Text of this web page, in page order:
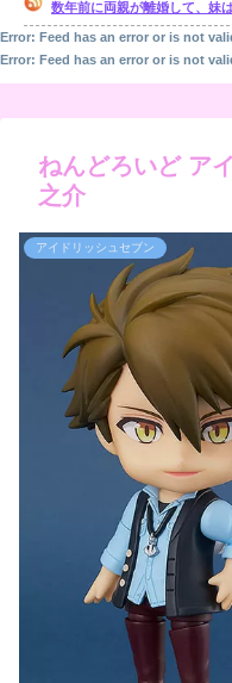
数年前に両親が離婚して、妹は父方の家
Error: Feed has an error or is not
Error: Feed has an error or is not
ねんどろいど ア
之介
アイドリッシュセブン